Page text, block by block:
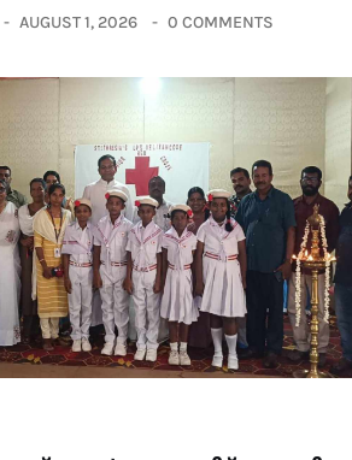
AUGUST 1, 2026 0 COMMENTS